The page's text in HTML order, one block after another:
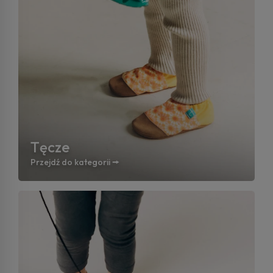
Tęcze
Przejdź do kategorii 🠚